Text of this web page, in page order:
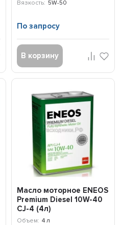
Вязкость: 5W-50
По запросу
В корзину
Масло моторное ENEOS
Premium Diesel 10W-40
CJ-4 (4л)
8809478943008
Объем: 4 л